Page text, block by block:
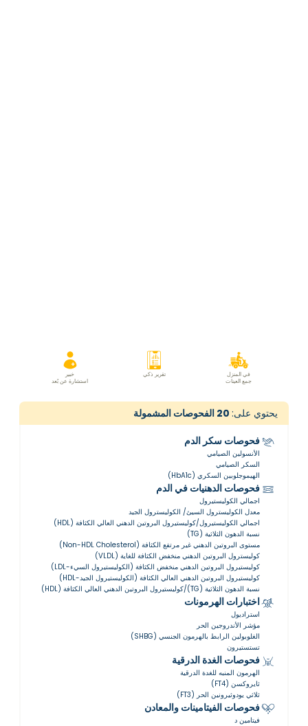
في المنزل
جمع العينات
تقرير ذكي
خبير
استشارة عن بُعد
يحتوي على: 20 الفحوصات المشمولة
فحوصات سكر الدم
الأنسولين الصيامي
السكر الصيامي
الهيموجلوبين السكري (HbA1c)
فحوصات الدهنيات في الدم
اجمالي الكوليستيرول
معدل الكوليسترول السيئ/ الكوليسترول الجيد
اجمالي الكوليستيرول/كوليستيرول البروتين الدهني العالي الكثافة (HDL)
نسبة الدهون الثلاثية (TG)
مستوى البروتين الدهني غير مرتفع الكثافة (Non-HDL Cholesterol)
كوليسترول البروتين الدهني منخفض الكثافة للغاية (VLDL)
كوليستيرول البروتين الدهني منخفض الكثافة (الكوليستيرول السيء-LDL)
كوليستيرول البروتين الدهني العالي الكثافة (الكوليستيرول الجيد-HDL)
نسبة الدهون الثلاثية (TG)/كوليستيرول البروتين الدهني العالي الكثافة (HDL)
اختبارات الهرمونات
استراديول
مؤشر الأندروجين الحر
الغلوبولين الرابط بالهرمون الجنسي (SHBG)
تستستيرون
فحوصات الغدة الدرقية
الهرمون المنبه للغدة الدرقية
ثايروكسن (FT4)
ثلاثي يودوثيرونين الحر (FT3)
فحوصات الفيتامينات والمعادن
فيتامين د